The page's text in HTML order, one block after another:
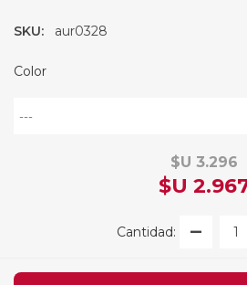
SKU: aur0328
Color
$U 3.296
$U
Cantidad: